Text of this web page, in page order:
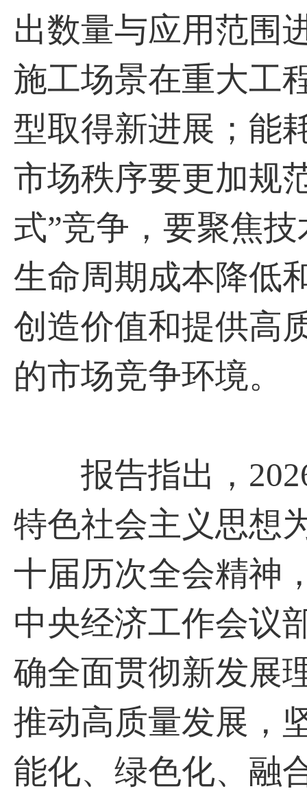
出数量与应用范围
施工场景在重大工
型取得新进展；能
市场秩序要更加规
式”竞争，要聚焦
生命周期成本降低
创造价值和提供高
的市场竞争环境。
报告指出，2026
特色社会主义思想
十届历次全会精神
中央经济工作会议
确全面贯彻新发展
推动高质量发展，
能化、绿色化、融